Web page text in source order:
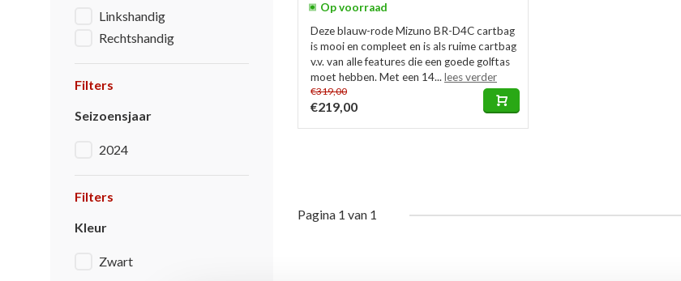
Linkshandig
Rechtshandig
Filters
Seizoensjaar
2024
Filters
Kleur
Zwart
Op voorraad
Deze blauw-rode Mizuno BR-D4C cartbag
is mooi en compleet en is als ruime cartbag
v.v. van alle features die een goede golftas
moet hebben. Met een 14... lees verder
€319,00
€219,00
Pagina 1 van 1